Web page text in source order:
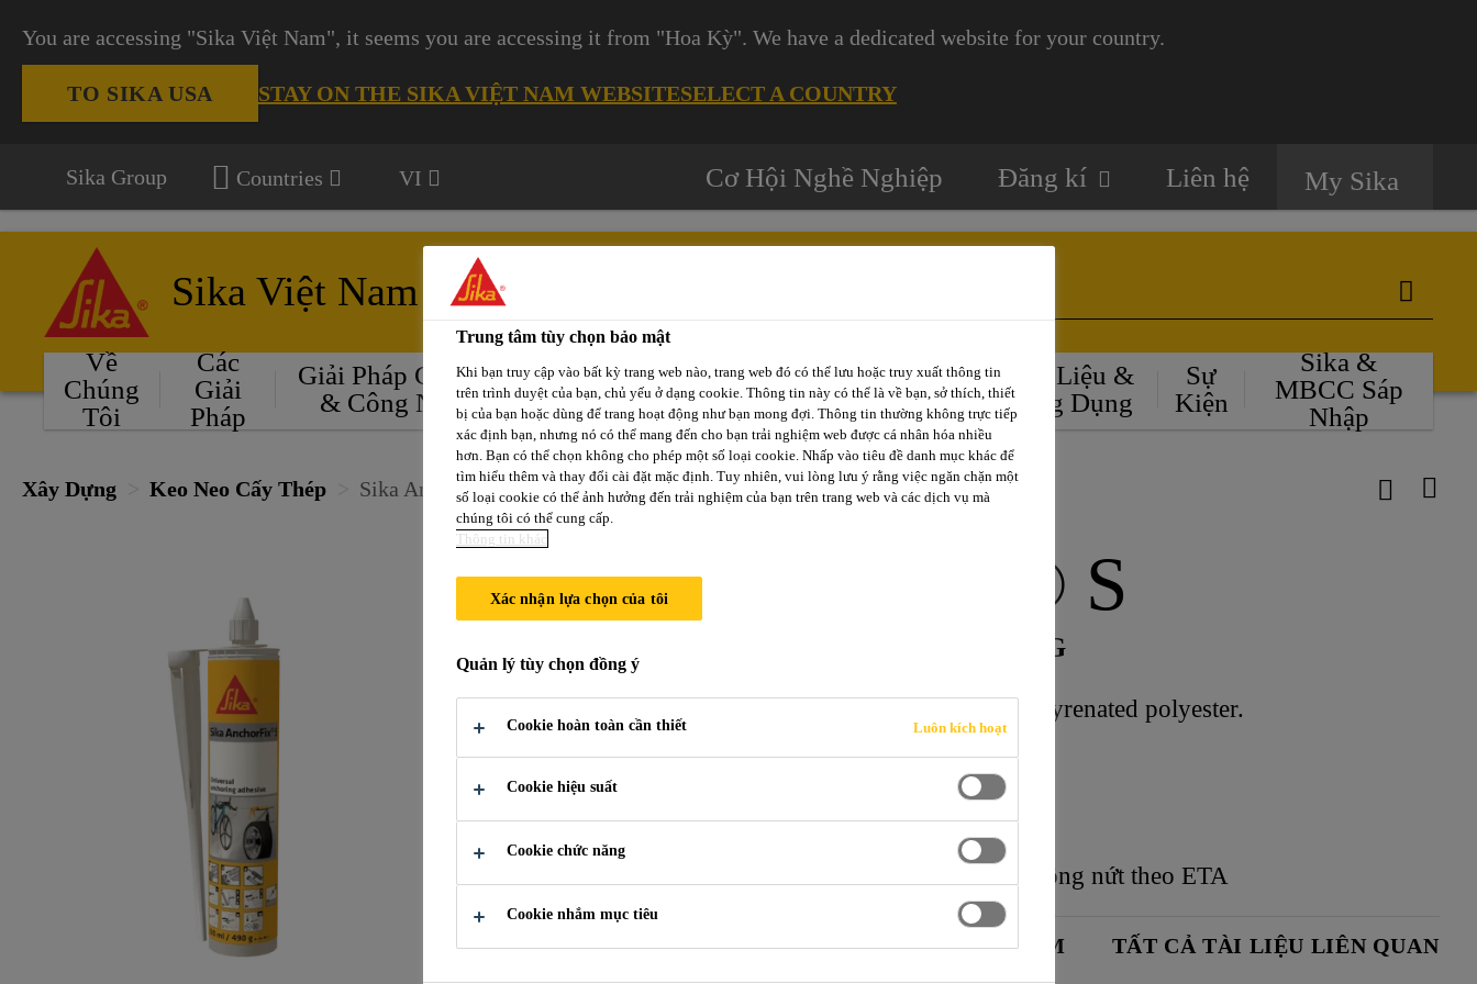
You are accessing "Sika Việt Nam", it seems you are accessing it from "Hoa Kỳ". We have a dedicated website for your country.
TO SIKA USA STAY ON THE SIKA VIỆT NAM WEBSITESELECT A COUNTRY
Sika Group Countries VI Cơ Hội Nghề Nghiệp Đăng kí Liên hệ My Sika
Sika Việt Nam
Về
Chúng
Tôi
Các
Giải
Pháp
Giải Pháp Cho Ô-tô
& Công Nghiệp
Các
Dự
Án
Phát Triển
Bền Vững
Kênh Phân
Phối / Bán Lẻ
Tài Liệu &
Ứng Dụng
Sự
Kiện
Sika &
MBCC Sáp
Nhập
Xây Dựng Keo Neo Cấy Thép Sika AnchorFix® S
Sika AnchorFix® S
KEO KHOAN CẤY THÉP THÔNG DỤNG
Sản phẩm keo khoan cấy thép 2 thành phần gốc Styrenated polyester.
Đóng rắn nhanh
Không võng, kể cả trên phương đứng
Đánh giá thử nghiệm neo thép trong bê tông không nứt theo ETA
BẢNG MÔ TẢ CHI TIẾT SẢN PHẨM TẤT CẢ TÀI LIỆU LIÊN QUAN
Trung tâm tùy chọn bảo mật
Khi bạn truy cập vào bất kỳ trang web nào, trang web đó có thể lưu hoặc truy xuất thông tin
trên trình duyệt của bạn, chủ yếu ở dạng cookie. Thông tin này có thể là về bạn, sở thích, thiết
bị của bạn hoặc dùng để trang hoạt động như bạn mong đợi. Thông tin thường không trực tiếp
xác định bạn, nhưng nó có thể mang đến cho bạn trải nghiệm web được cá nhân hóa nhiều
hơn. Bạn có thể chọn không cho phép một số loại cookie. Nhấp vào tiêu đề danh mục khác để
tìm hiểu thêm và thay đổi cài đặt mặc định. Tuy nhiên, vui lòng lưu ý rằng việc ngăn chặn một
số loại cookie có thể ảnh hưởng đến trải nghiệm của bạn trên trang web và các dịch vụ mà
chúng tôi có thể cung cấp.
Thông tin khác
Xác nhận lựa chọn của tôi
Quản lý tùy chọn đồng ý
Cookie hoàn toàn cần thiết Luôn kích hoạt
Cookie hiệu suất
Cookie chức năng
Cookie nhắm mục tiêu